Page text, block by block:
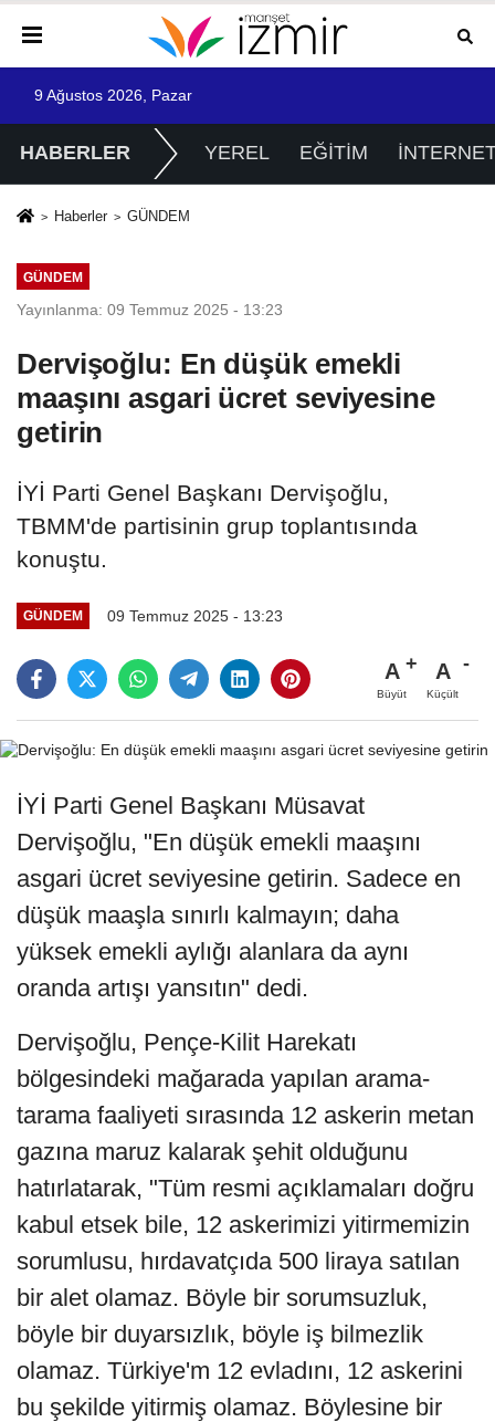
9 Ağustos 2026, Pazar
HABERLER YEREL EĞİTİM
Haberler GÜNDEM
GÜNDEM
Yayınlanma: 09 Temmuz 2025 - 13:23
Dervişoğlu: En düşük emekli
maaşını asgari ücret seviyesine
getirin
İYİ Parti Genel Başkanı Dervişoğlu,
TBMM'de partisinin grup toplantısında
konuştu.
GÜNDEM 09 Temmuz 2025 - 13:23
A
Büyüt
A
Küçült
İYİ Parti Genel Başkanı Müsavat
Dervişoğlu, "En düşük emekli maaşını
asgari ücret seviyesine getirin. Sadece en
düşük maaşla sınırlı kalmayın; daha
yüksek emekli aylığı alanlara da aynı
oranda artışı yansıtın" dedi.
Dervişoğlu, Pençe-Kilit Harekatı
bölgesindeki mağarada yapılan arama-
tarama faaliyeti sırasında 12 askerin metan
gazına maruz kalarak şehit olduğunu
hatırlatarak, "Tüm resmi açıklamaları doğru
kabul etsek bile, 12 askerimizi yitirmemizin
sorumlusu, hırdavatçıda 500 liraya satılan
bir alet olamaz. Böyle bir sorumsuzluk,
böyle bir duyarsızlık, böyle iş bilmezlik
olamaz. Türkiye'm 12 evladını, 12 askerini
bu şekilde yitirmiş olamaz. Böylesine bir